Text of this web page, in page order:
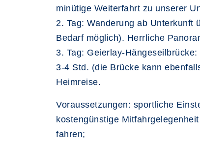
minütige Weiterfahrt zu unserer
2. Tag: Wanderung ab Unterkunft
Bedarf möglich). Herrliche
3. Tag: Geierlay-
3-4 Std. (die Brücke kann
Heimreise.
Voraussetzungen: sportliche
kostengünstige
fahren;